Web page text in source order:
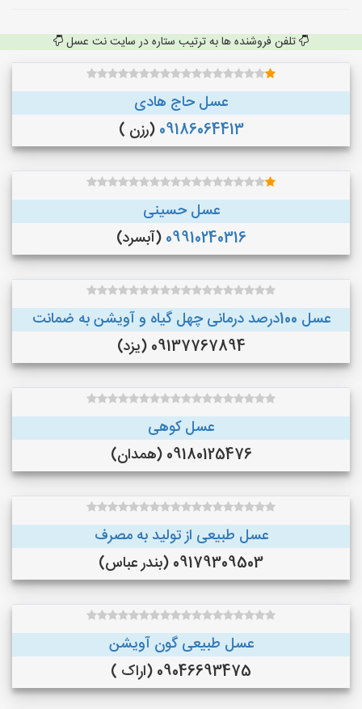
تلفن فروشنده ها به ترتیب ستاره در سایت نت عسل
عسل حاج هادی
09186064413 (رزن )
عسل حسینی
09910240316 (آبسرد)
عسل 100درصد درمانی چهل گیاه و آویشن به ضمانت
09137767894 (یزد)
عسل کوهی
09180125476 (همدان)
عسل طبیعی از تولید به مصرف
09179309503 (بندر عباس)
عسل طبیعی گون آویشن
09046693475 (اراک )